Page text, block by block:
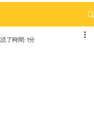
読了時間: 1分